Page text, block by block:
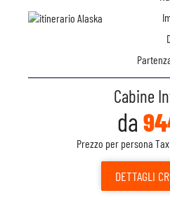
Cabine
da
Prezzo per persona
DETTAGLI